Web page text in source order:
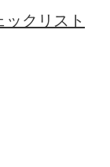
クリスト